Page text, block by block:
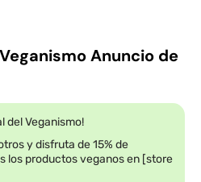
Anuncio de
del Veganismo!
y disfruta de 15% de
los productos veganos en [store